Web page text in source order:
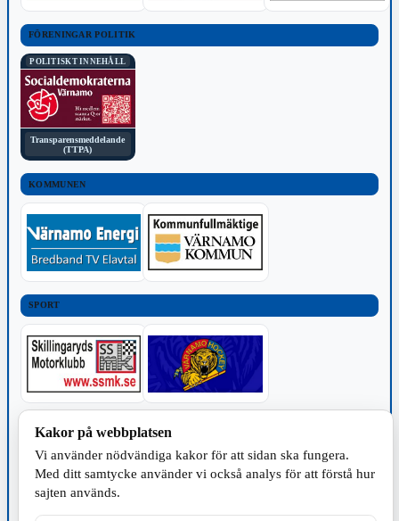
FÖRENINGAR POLITIK
POLITISKT INNEHÅLL
Transparensmeddelande
(TTPA)
KOMMUNEN
SPORT
TILLVERKNING
Kakor på webbplatsen
Vi använder nödvändiga kakor för att sidan ska fungera.
Med ditt samtycke använder vi också analys för att förstå hur
sajten används.